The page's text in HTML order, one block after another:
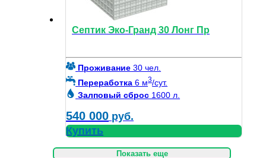
Септик Эко-Гранд 30 Лонг Пр
Проживание 30 чел.
Переработка 6 м3/сут.
Залповый сброс 1600 л.
540 000 руб.
Купить
Показать еще